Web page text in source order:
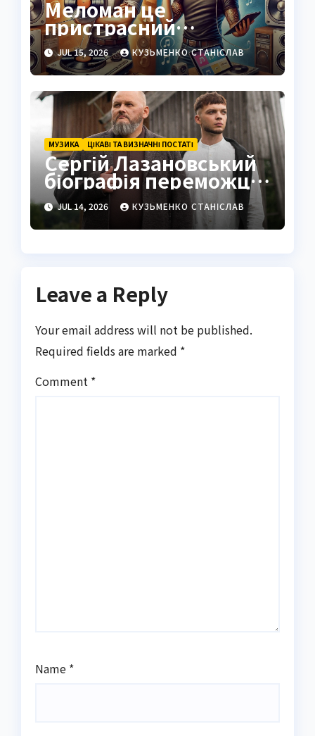
Меломан це
пристрасний
поціновувач музики:
від коренів до
сучасності
JUL 15, 2026 КУЗЬМЕНКО СТАНІСЛАВ
МУЗИКА ЦІКАВІ ТА ВИЗНАЧНІ ПОСТАТІ
Сергій Лазановський
біографія переможця
«Голосу країни» та
митця з карпатським
серцем
JUL 14, 2026 КУЗЬМЕНКО СТАНІСЛАВ
Leave a Reply
Your email address will not be published.
Required fields are marked *
Comment *
Name *